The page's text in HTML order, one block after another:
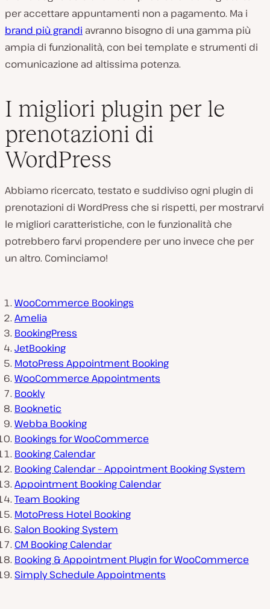
per accettare appuntamenti non a pagamento. Ma i
brand più grandi avranno bisogno di una gamma più
ampia di funzionalità, con bei template e strumenti di
comunicazione ad altissima potenza.
I migliori plugin per le
prenotazioni di
WordPress
Abbiamo ricercato, testato e suddiviso ogni plugin di
prenotazioni di WordPress che si rispetti, per mostrarvi
le migliori caratteristiche, con le funzionalità che
potrebbero farvi propendere per uno invece che per
un altro. Cominciamo!
WooCommerce Bookings
Amelia
BookingPress
JetBooking
MotoPress Appointment Booking
WooCommerce Appointments
Bookly
Booknetic
Webba Booking
Bookings for WooCommerce
Booking Calendar
Booking Calendar – Appointment Booking System
Appointment Booking Calendar
Team Booking
MotoPress Hotel Booking
Salon Booking System
CM Booking Calendar
Booking & Appointment Plugin for WooCommerce
Simply Schedule Appointments